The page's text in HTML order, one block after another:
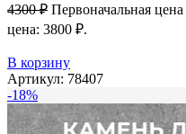
4300₽ Первоначальная
цена: 3800 ₽.
В корзину
Артикул: 78407
-18%